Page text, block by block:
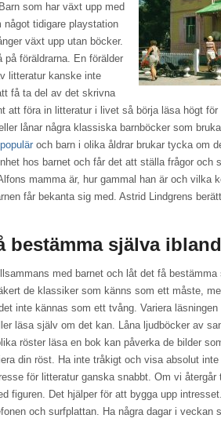
som har växt upp med
något tidigare playstation
växt upp utan böcker.
på föräldrarna. En förälder
litteratur kanske inte
få ta del av det skrivna
att föra in litteratur i livet så börja läsa högt
lånar några klassiska barnböcker som
och barn i olika åldrar brukar tycka om
hos barnet och får det att ställa frågor och
mamma är, hur gammal han är och vilka
får bekanta sig med. Astrid Lindgrens
bestämma själva ibland
med barnet och låt det få
de klassiker som känns som ett måste,
inte kännas som ett tvång. Variera
läsa själv om det kan. Låna ljudböcker av
röster läsa en bok kan påverka de bilder
din röst. Ha inte tråkigt och visa absolut
för litteratur ganska snabbt. Om vi
figuren. Det hjälper för att bygga upp
och surfplattan. Ha några dagar i veckan